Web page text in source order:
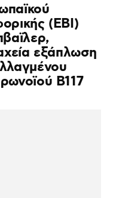
(EBI)
εξάπλωση
B117